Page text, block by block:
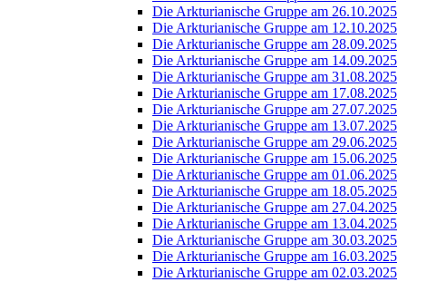
Die Arkturianische Gruppe am 26.10.2025
Die Arkturianische Gruppe am 12.10.2025
Die Arkturianische Gruppe am 28.09.2025
Die Arkturianische Gruppe am 14.09.2025
Die Arkturianische Gruppe am 31.08.2025
Die Arkturianische Gruppe am 17.08.2025
Die Arkturianische Gruppe am 27.07.2025
Die Arkturianische Gruppe am 13.07.2025
Die Arkturianische Gruppe am 29.06.2025
Die Arkturianische Gruppe am 15.06.2025
Die Arkturianische Gruppe am 01.06.2025
Die Arkturianische Gruppe am 18.05.2025
Die Arkturianische Gruppe am 27.04.2025
Die Arkturianische Gruppe am 13.04.2025
Die Arkturianische Gruppe am 30.03.2025
Die Arkturianische Gruppe am 16.03.2025
Die Arkturianische Gruppe am 02.03.2025